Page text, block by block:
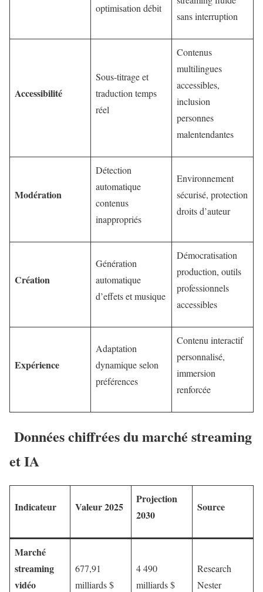
optimisation débit
sans interruption
Accessibilité
Sous-titrage et
traduction temps
réel
Contenus
multilingues
accessibles,
inclusion
personnes
malentendantes
Modération
Détection
automatique
contenus
inappropriés
Environnement
sécurisé, protection
droits d’auteur
Création
Génération
automatique
d’effets et musique
Démocratisation
production, outils
professionnels
accessibles
Expérience
Adaptation
dynamique selon
préférences
Contenu interactif
personnalisé,
immersion
renforcée
Données chiffrées du marché streaming
et IA
Indicateur Valeur 2025
Projection
2030
Source
Marché
streaming
vidéo
677,91
milliards $
4 490
milliards $
Research
Nester